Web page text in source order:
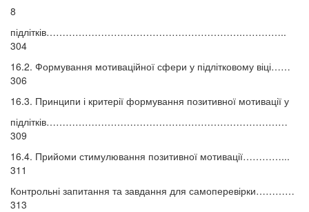
8
підлітків…………………………………………………….…………..
304
16.2. Формування мотиваційної сфери у підлітковому віці……
306
16.3. Принципи і критерії формування позитивної мотивації у
підлітків…………………………………………………………………
309
16.4. Прийоми стимулювання позитивної мотивації…………...
311
Контрольні запитання та завдання для самоперевірки…………
313